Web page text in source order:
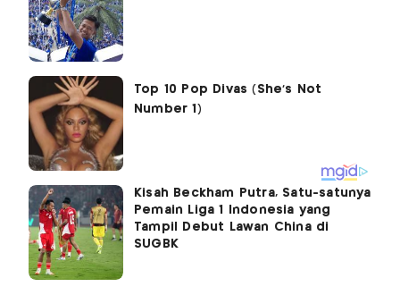
Kisah Beckham Putra, Satu-satunya
Pemain Liga 1 Indonesia yang
Tampil Debut Lawan China di
SUGBK